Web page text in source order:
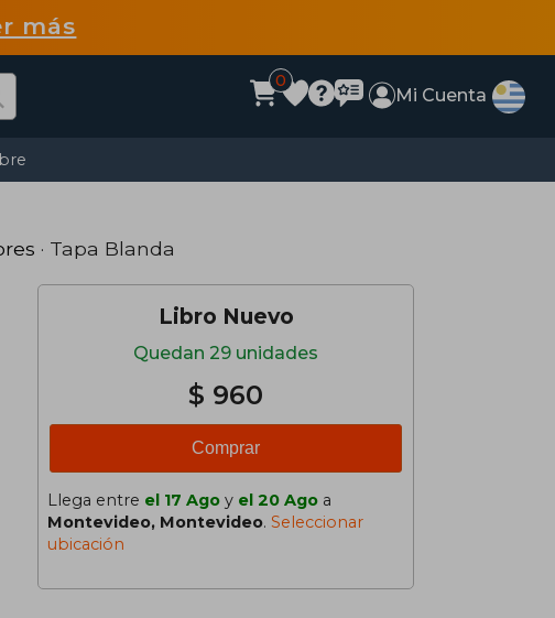
más
0
Mi Cuenta
· Tapa Blanda
Libro Nuevo
Quedan 29 unidades
$ 960
Comprar
Llega entre el 17 Ago y el 20 Ago a
Montevideo, Montevideo. Seleccionar
ubicación